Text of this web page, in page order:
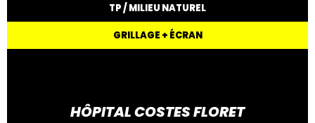
TP / MILIEU NATUREL
GRILLAGE + ÉCRAN
HÔPITAL COSTES FLORET